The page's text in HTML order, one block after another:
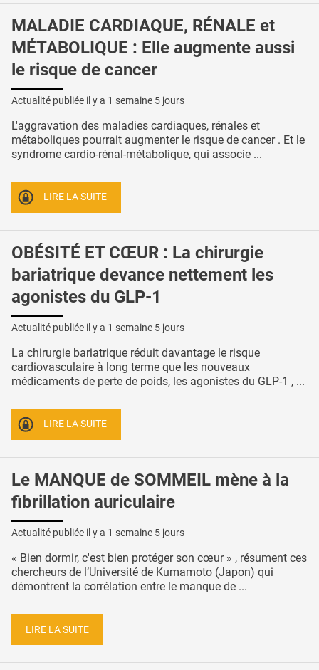
MALADIE CARDIAQUE, RÉNALE et
MÉTABOLIQUE : Elle augmente aussi
le risque de cancer
Actualité publiée il y a 1 semaine 5 jours
L'aggravation des maladies cardiaques, rénales et
métaboliques pourrait augmenter le risque de cancer . Et le
syndrome cardio-rénal-métabolique, qui associe ...
LIRE LA SUITE
OBÉSITÉ ET CŒUR : La chirurgie
bariatrique devance nettement les
agonistes du GLP-1
Actualité publiée il y a 1 semaine 5 jours
La chirurgie bariatrique réduit davantage le risque
cardiovasculaire à long terme que les nouveaux
médicaments de perte de poids, les agonistes du GLP-1 , ...
LIRE LA SUITE
Le MANQUE de SOMMEIL mène à la
fibrillation auriculaire
Actualité publiée il y a 1 semaine 5 jours
« Bien dormir, c'est bien protéger son cœur » , résument ces
chercheurs de l’Université de Kumamoto (Japon) qui
démontrent la corrélation entre le manque de ...
LIRE LA SUITE